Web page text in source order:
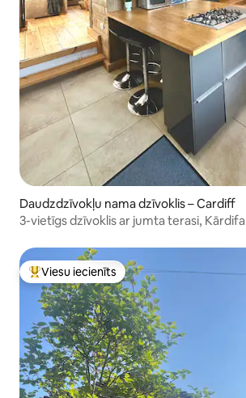
Daudzdzīvokļu nama dzīvoklis – Cardiff
3-vietīgs dzīvoklis ar jumta terasi, Kārdifa
Populārs viesu iecienīts mājoklis
Viesu iecienīts